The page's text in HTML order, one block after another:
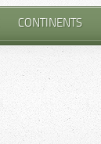
CONTINENTS